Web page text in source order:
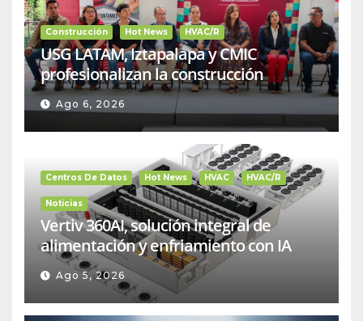
Construcción Hot News HVAC/R
USG LATAM, Iztapalapa y CMIC
profesionalizan la construcción
Ago 6, 2026
Centros De Datos Hot News HVAC HVAC/R
Noticias
Vertiv 360AI, solución integral de
alimentación y enfriamiento con IA
Ago 5, 2026